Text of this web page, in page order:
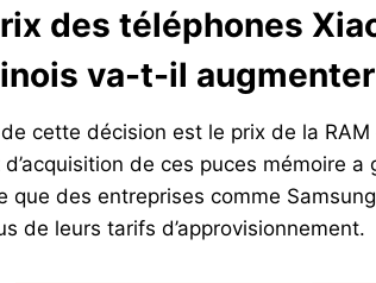
des téléphones
va-t-il
cette décision est le prix de la
de ces puces mémoire a
que des entreprises comme
de leurs tarifs d’approvisionnement.